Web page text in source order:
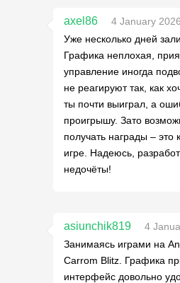
axel86
4 January
Уже несколько дней
Графика неплохая,
управление иногда
не реагируют так, как
ты почти выиграл, а
проигрышу. Зато
получать награды – это
игре. Надеюсь,
недочёты!
asiunchik819
4
Занимаясь играми на
Carrom Blitz. Графика
интерфейс довольно